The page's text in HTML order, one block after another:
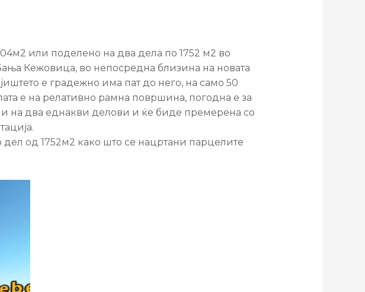
или поделено на два дела по 1752 м2 во
Кежовица, во непосредна близина на новата
е градежно има пат до него, на само 50
е на релативно рамна површина, погодна е за
на два еднакви делови и ќе биде премерена со
од 1752м2 како што се нацртани парцелите